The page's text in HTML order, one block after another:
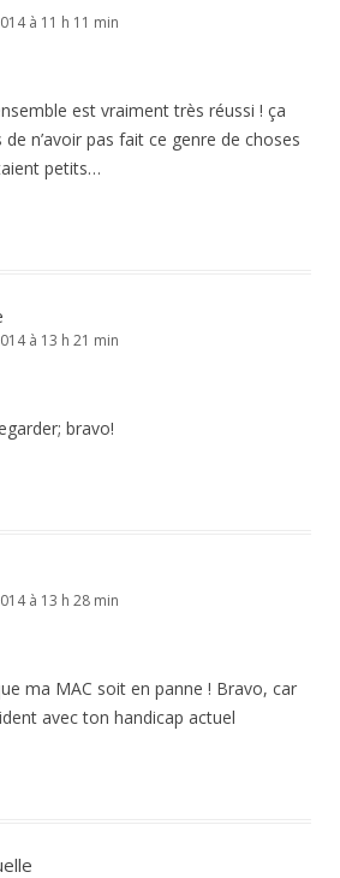
à 11 h 11 min
est vraiment très réussi ! ça
n’avoir pas fait ce genre de choses
petits…
à 13 h 21 min
bravo!
à 13 h 28 min
ma MAC soit en panne ! Bravo, car
avec ton handicap actuel